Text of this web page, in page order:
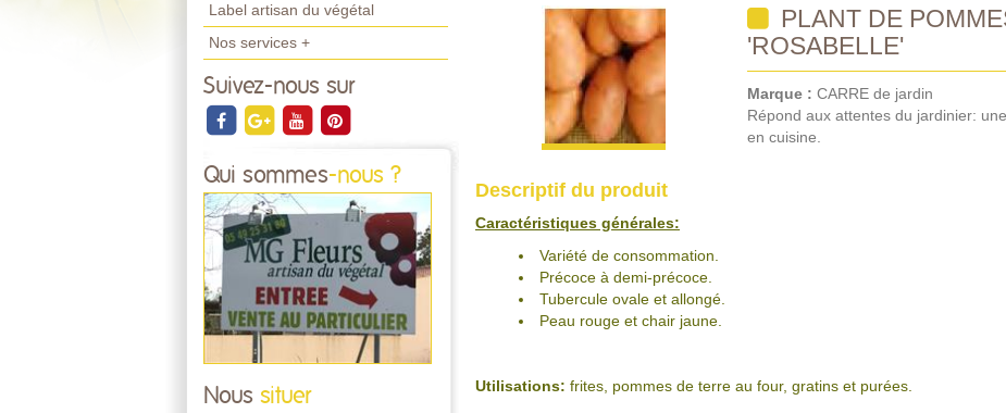
Label artisan du végétal
Nos services +
Suivez-nous sur
Qui sommes-nous ?
Nous situer
PLANT DE
'ROSABELLE'
Marque : CARRE de jardin
Répond aux attentes du jardinier:
en cuisine.
Descriptif du produit
Caractéristiques générales:
Variété de consommation.
Précoce à demi-précoce.
Tubercule ovale et allongé.
Peau rouge et chair jaune.
Utilisations: frites, pommes de terre au four, gratins et purées.